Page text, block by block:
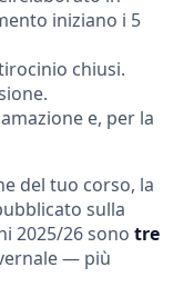
iniziano i 5
chiusi.
e, per la
del tuo corso, la
sulla
2025/26 sono tre
— più